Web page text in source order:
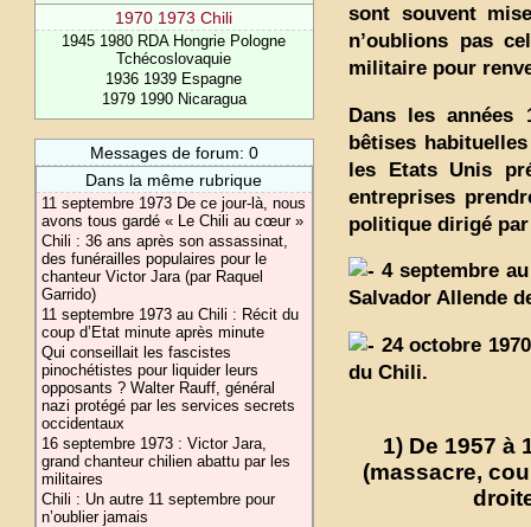
1970 1973 Chili
1945 1980 RDA Hongrie Pologne
Tchécoslovaquie
1936 1939 Espagne
1979 1990 Nicaragua
Messages de forum: 0
Dans la même rubrique
11 septembre 1973 De ce jour-là, nous
avons tous gardé « Le Chili au cœur »
Chili : 36 ans après son assassinat,
des funérailles populaires pour le
chanteur Victor Jara (par Raquel
Garrido)
11 septembre 1973 au Chili : Récit du
coup d’Etat minute après minute
Qui conseillait les fascistes
pinochétistes pour liquider leurs
opposants ? Walter Rauff, général
nazi protégé par les services secrets
occidentaux
16 septembre 1973 : Victor Jara,
grand chanteur chilien abattu par les
militaires
Chili : Un autre 11 septembre pour
n’oublier jamais
sont souvent
n’oublions pas
militaire pour
Dans les années
bêtises
les Etats Unis
entreprises
politique dirigé
4 septembre
Salvador Allende
24 octobre
du Chili.
1) De 1957 à
(massacre,